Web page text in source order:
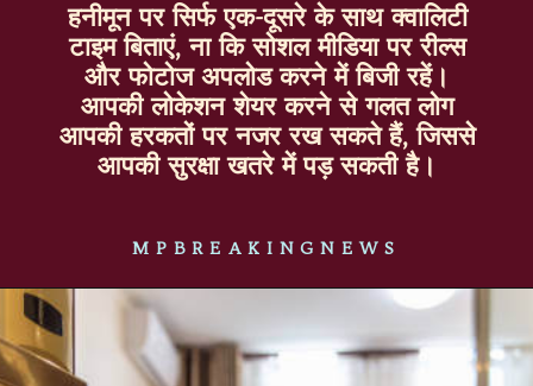
MPBREAKINGNEWS
हनीमून पर सिर्फ एक-दूसरे के साथ क्वालिटी
टाइम बिताएं, ना कि सोशल मीडिया पर रील्स
और फोटोज अपलोड करने में बिजी रहें।
आपकी लोकेशन शेयर करने से गलत लोग
आपकी हरकतों पर नजर रख सकते हैं, जिससे
आपकी सुरक्षा खतरे में पड़ सकती है।